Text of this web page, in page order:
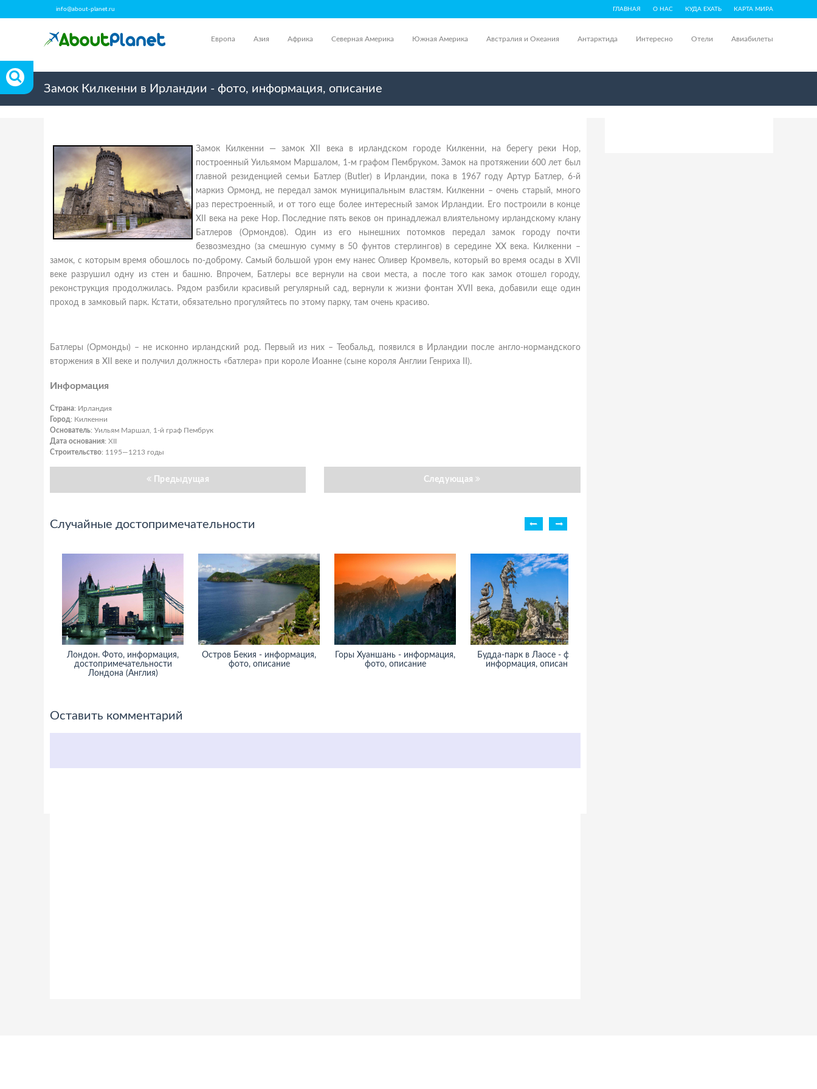
info@about-planet.ru ГЛАВНАЯ О НАС КУДА ЕХАТЬ КАРТА МИРА
Европа Азия Африка Северная Америка Южная Америка Австралия и Океания Антарктида Интересно Отели Авиабилеты
Замок Килкенни в Ирландии - фото, информация, описание
Замок Килкенни — замок XII века в ирландском городе Килкенни, на берегу реки Нор,
построенный Уильямом Маршалом, 1-м графом Пембруком. Замок на протяжении 600 лет был
главной резиденцией семьи Батлер (Butler) в Ирландии, пока в 1967 году Артур Батлер, 6-й
маркиз Ормонд, не передал замок муниципальным властям. Килкенни – очень старый, много
раз перестроенный, и от того еще более интересный замок Ирландии. Его построили в конце
XII века на реке Нор. Последние пять веков он принадлежал влиятельному ирландскому клану
Батлеров (Ормондов). Один из его нынешних потомков передал замок городу почти
безвозмездно (за смешную сумму в 50 фунтов стерлингов) в середине XX века. Килкенни –
замок, с которым время обошлось по-доброму. Самый большой урон ему нанес Оливер Кромвель, который во время осады в XVII
веке разрушил одну из стен и башню. Впрочем, Батлеры все вернули на свои места, а после того как замок отошел городу,
реконструкция продолжилась. Рядом разбили красивый регулярный сад, вернули к жизни фонтан XVII века, добавили еще один
проход в замковый парк. Кстати, обязательно прогуляйтесь по этому парку, там очень красиво.
Батлеры (Ормонды) – не исконно ирландский род. Первый из них – Теобальд, появился в Ирландии после англо-нормандского
вторжения в XII веке и получил должность «батлера» при короле Иоанне (сыне короля Англии Генриха II).
Информация
Страна: Ирландия
Город: Килкенни
Основатель: Уильям Маршал, 1-й граф Пембрук
Дата основания: XII
Строительство: 1195—1213 годы
Предыдущая Следующая
Случайные достопримечательности
Лондон. Фото, информация,
достопримечательности
Лондона (Англия)
Остров Бекия - информация,
фото, описание
Горы Хуаншань - информация,
фото, описание
Будда-парк в Лаосе - фото,
информация, описание
Оставить комментарий